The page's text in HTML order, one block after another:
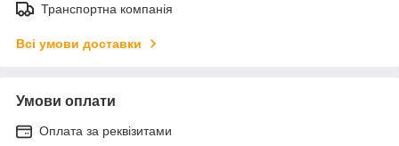
Транспортна компанія
Всі умови доставки
Умови оплати
Оплата за реквізитами